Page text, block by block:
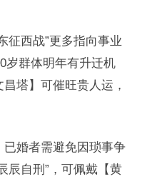
征西战”更多指向事业
岁群体明年有升迁机
塔】可催旺贵人运，
婚者需避免因琐事争
辰自刑”，可佩戴【黄